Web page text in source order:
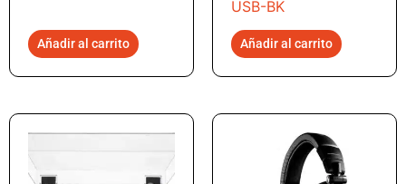
Añadir al carrito
USB-BK
Añadir al carrito